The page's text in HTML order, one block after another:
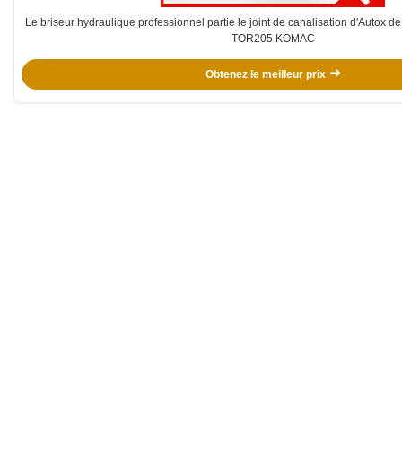
Le briseur hydraulique professionnel partie le joint de canalisation d'Autox
TOR205 KOMAC
Obtenez le meilleur prix